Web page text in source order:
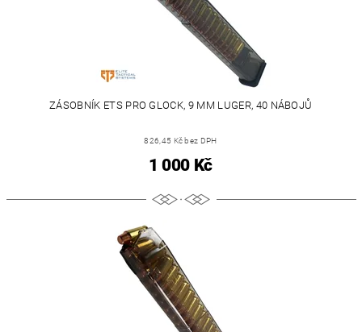
ZÁSOBNÍK ETS PRO GLOCK, 9 MM LUGER, 40 NÁBOJŮ
826,45 Kč bez DPH
1 000 Kč